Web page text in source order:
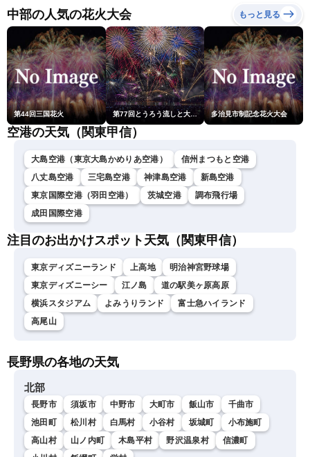
LiVE〉
中部の人気の花火大会 もっと見る
第44回三国花火 第77回とうろう流しと大花火大会 多治見市制記念花火大会
空港の天気（関東甲信）
大島空港（東京大島かめりあ空港）
信州まつもと空港
八丈島空港
三宅島空港 神津島空港
新島空港
東京国際空港（羽田空港）
茨城空港
調布飛行場
成田国際空港
注目のお出かけスポット天気（関東甲信）
東京ディズニーランド 上高地
明治神宮野球場
東京ディズニーシー
江ノ島
道の駅美ヶ原高原
横浜スタジアム
よみうりランド
富士急ハイランド
高尾山
長野県の各地の天気
北部
長野市 須坂市 中野市 大町市 飯山市
千曲市
池田町
松川村 白馬村 小谷村 坂城町
小布施町
高山村
山ノ内町 木島平村 野沢温泉村
信濃町